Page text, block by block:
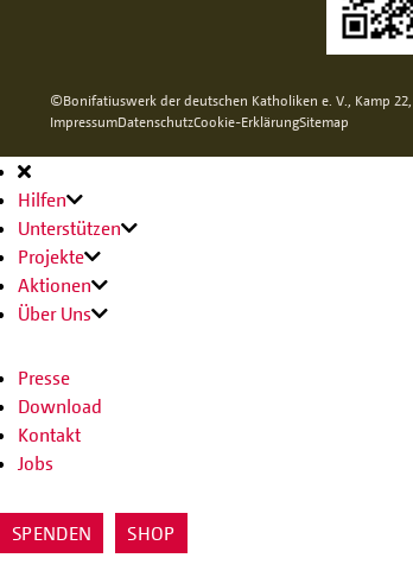
©Bonifatiuswerk der deutschen Katholiken e. V., Kamp 22,
ImpressumDatenschutzCookie-ErklärungSitemap
Hauptnavigation
Hilfen
Unterstützen
Projekte
Aktionen
Über Uns
Presse
Download
Kontakt
Jobs
SPENDEN SHOP